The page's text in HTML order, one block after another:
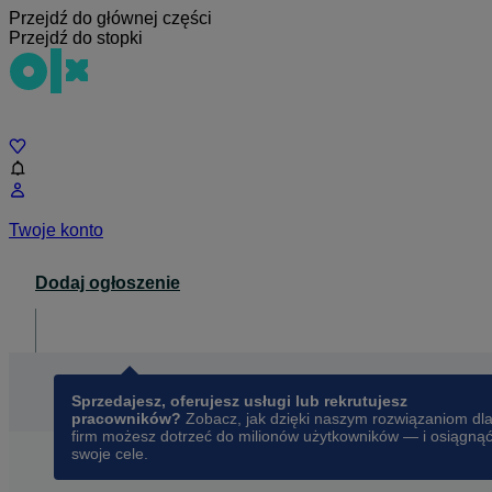
Przejdź do głównej części
Przejdź do stopki
Twoje konto
Dodaj ogłoszenie
Sprzedajesz, oferujesz usługi lub rekrutujesz
pracowników? Zobacz, jak dzięki naszym rozwiązaniom dla
firm możesz dotrzeć do milionów użytkowników — i osiągnąć
swoje cele.